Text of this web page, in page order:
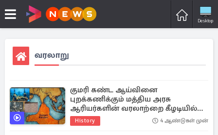
Desktop
வரலாறு
குமரி கண்ட ஆய்வினை
புறக்கணிக்கும் மத்திய அரசு
ஆரியர்களின் வரலாற்றை கீழடியில்
தேடியதா?
History 4 ஆண்டுகள் முன்